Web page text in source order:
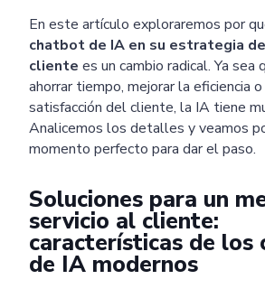
En este artículo exploraremos por
chatbot de IA en su estrategia
cliente es un cambio radical. Ya sea
ahorrar tiempo, mejorar la eficiencia
satisfacción del cliente, la IA tiene
Analicemos los detalles y veamos
momento perfecto para dar el paso.
Soluciones para un
servicio al cliente:
características de los
de IA modernos